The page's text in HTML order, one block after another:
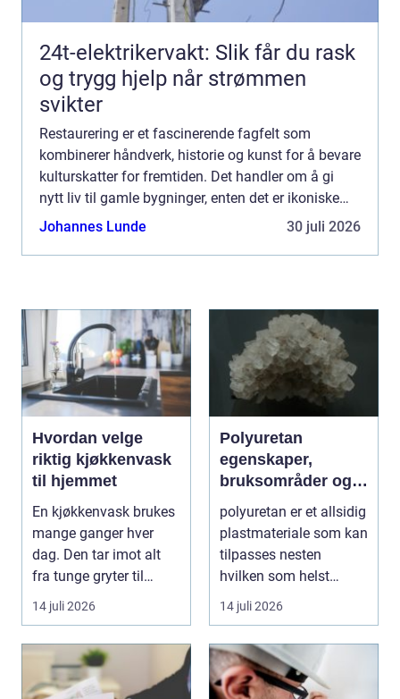
24t-elektrikervakt: Slik får du rask
og trygg hjelp når strømmen
svikter
Restaurering er et fascinerende fagfelt som
kombinerer håndverk, historie og kunst for å bevare
kulturskatter for fremtiden. Det handler om å gi
nytt liv til gamle bygninger, enten det er ikoniske
kirker, sjarmerende hytter eller st...
Johannes Lunde 30 juli 2026
Hvordan velge
riktig kjøkkenvask
til hjemmet
En kjøkkenvask brukes
mange ganger hver
dag. Den tar imot alt
fra tunge gryter til
skarpe kniver og ...
14 juli 2026
Polyuretan
egenskaper,
bruksområder og
fordeler i
industrien
polyuretan er et allsidig
plastmateriale som kan
tilpasses nesten
hvilken som helst
oppgave. Fra myk...
14 juli 2026